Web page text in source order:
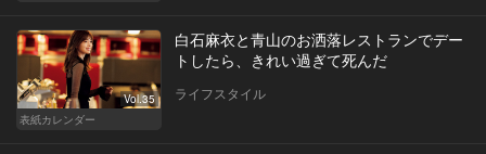
Vol.35
表紙カレンダー
白石麻衣と青山のお洒落レストランでデー
トしたら、きれい過ぎて死んだ
ライフスタイル